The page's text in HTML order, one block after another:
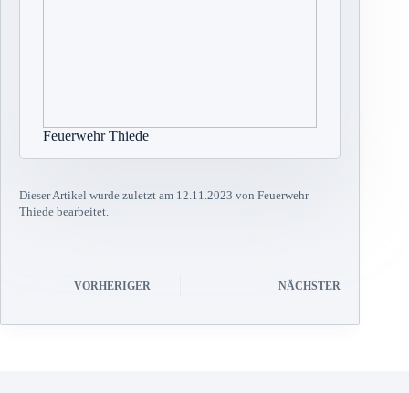
Feuerwehr Thiede
Dieser Artikel wurde zuletzt am 12.11.2023 von Feuerwehr
Thiede bearbeitet.
VORHERIGER NÄCHSTER